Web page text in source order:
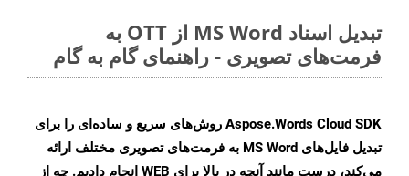
تبدیل اسناد MS Word از OTT به
فرمت‌های تصویری - راهنمای گام به گام
Aspose.Words Cloud SDK روش‌های سریع و ساده‌ای را برای
تبدیل فایل‌های MS Word به فرمت‌های تصویری مختلف ارائه
می‌کند، درست مانند آنچه در بالا برای WEB انجام دادیم. چه از